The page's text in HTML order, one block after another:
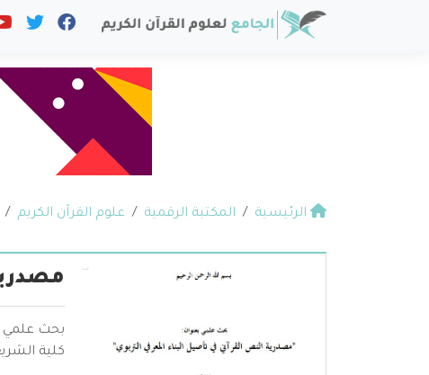
الرئيسية المكتبة الرقمية علوم القرآن الكريم
بحث علمي
كلية